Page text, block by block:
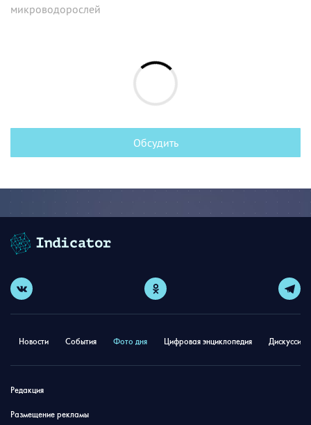
микроводорослей
Обсудить
Новости События Фото дня Цифровая энциклопедия
Редакция
Размещение рекламы